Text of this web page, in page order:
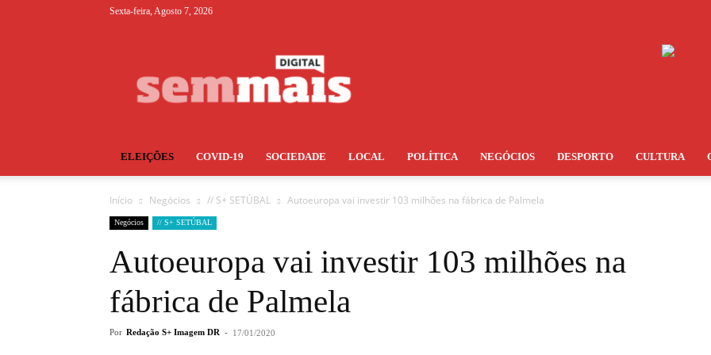
Sexta-feira, Agosto 7, 2026
ELEIÇÕES COVID-19 SOCIEDADE LOCAL POLÍTICA NEGÓCIOS DESPORTO CULTURA
Início Negócios // S+ SETÚBAL Autoeuropa vai investir 103 milhões na fábrica de Palmela
Negócios // S+ SETÚBAL
Autoeuropa vai investir 103 milhões na
fábrica de Palmela
Por Redação S+ Imagem DR - 17/01/2020